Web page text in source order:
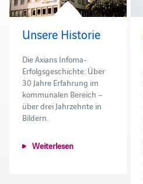
Unsere Historie
Die Axians Infoma-
Erfolgsgeschichte: Über
30 Jahre Erfahrung im
kommunalen Bereich –
über drei Jahrzehnte in
Bildern.
Weiterlesen